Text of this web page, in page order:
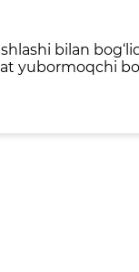
bilan
yubormoqchi